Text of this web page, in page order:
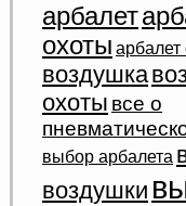
арбалет
охоты арбалет
воздушка
охоты все о
выбор арбалета
воздушки